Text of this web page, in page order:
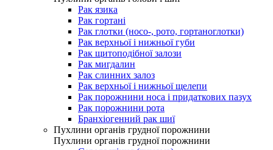
Рак язика
Рак гортані
Рак глотки (носо-, рото, гортаноглотки)
Рак верхньої і нижньої губи
Рак щитоподібної залози
Рак мигдалин
Рак слинних залоз
Рак верхньої і нижньої щелепи
Рак порожнини носа і придаткових пазух
Рак порожнини рота
Бранхіогенний рак шиї
Пухлини органів грудної порожнини
Пухлини органів грудної порожнини